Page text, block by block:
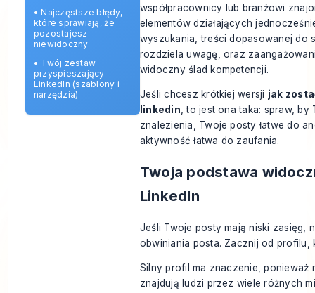
• Najczęstsze błędy,
które sprawiają, że
pozostajesz
niewidoczny
• Twój zestaw
przyspieszający
LinkedIn (szablony i
narzędzia)
współpracownicy lub branżowi
elementów działających
wyszukania, treści dopasowanej do
rozdziela uwagę, oraz
widoczny ślad kompetencji.
Jeśli chcesz krótkiej wersji jak
linkedin, to jest ona taka: spraw, by
znalezienia, Twoje posty łatwe do
aktywność łatwa do zaufania.
Twoja podstawa
LinkedIn
Jeśli Twoje posty mają niski zasięg,
obwiniania posta. Zacznij od profilu,
Silny profil ma znaczenie, ponieważ
znajdują ludzi przez wiele różnych